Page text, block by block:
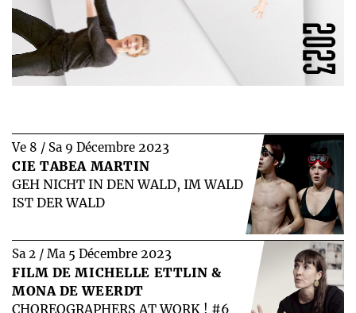
Ve 8 / Sa 9 Décembre 2023
CIE TABEA MARTIN
GEH NICHT IN DEN WALD, IM WALD
IST DER WALD
Sa 2 / Ma 5 Décembre 2023
FILM DE MICHELLE ETTLIN &
MONA DE WEERDT
CHOREOGRAPHERS AT WORK ! #6